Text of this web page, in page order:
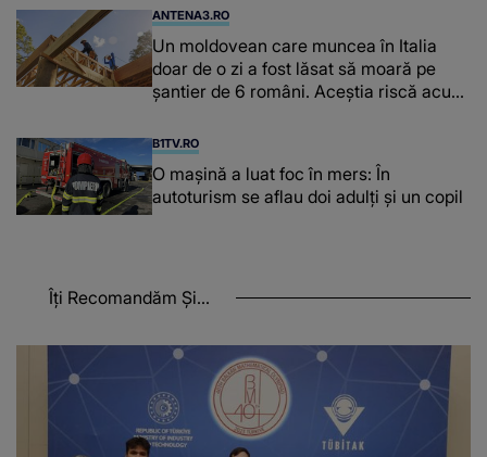
ANTENA3.RO
Un moldovean care muncea în Italia
doar de o zi a fost lăsat să moară pe
şantier de 6 români. Aceștia riscă acum
B1TV.RO
O maşină a luat foc în mers: În
autoturism se aflau doi adulți și un copil
Îți Recomandăm Și...